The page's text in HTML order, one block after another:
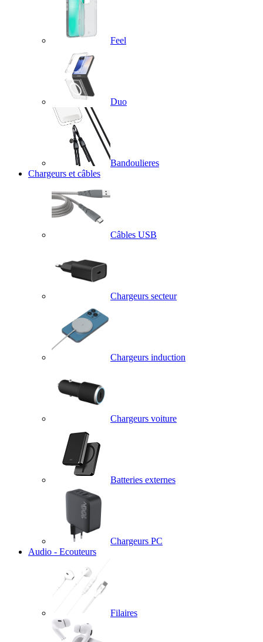
Feel
Duo
Bandoulieres
Chargeurs et câbles
Câbles USB
Chargeurs secteur
Chargeurs induction
Chargeurs voiture
Batteries externes
Chargeurs PC
Audio - Ecouteurs
Filaires